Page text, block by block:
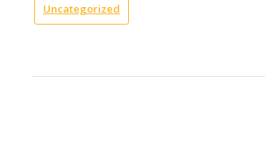
Uncategorized